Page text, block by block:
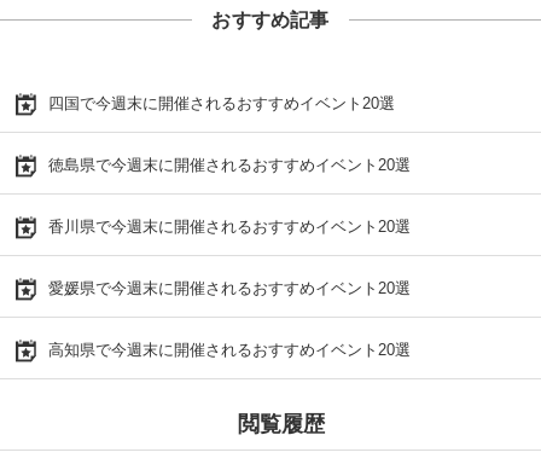
おすすめ記事
四国で今週末に開催されるおすすめイベント20選
徳島県で今週末に開催されるおすすめイベント20選
香川県で今週末に開催されるおすすめイベント20選
愛媛県で今週末に開催されるおすすめイベント20選
高知県で今週末に開催されるおすすめイベント20選
閲覧履歴